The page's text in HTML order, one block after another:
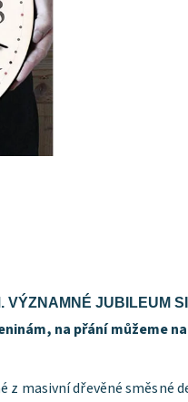
JUBILEUM
na přání můžeme
z masivní dřevěné směsné